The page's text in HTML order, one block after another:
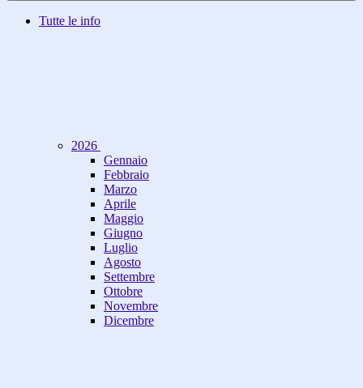
Tutte le info
2026
Gennaio
Febbraio
Marzo
Aprile
Maggio
Giugno
Luglio
Agosto
Settembre
Ottobre
Novembre
Dicembre